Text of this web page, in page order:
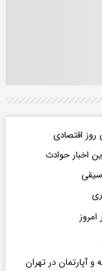
اقتصادی
اخبار حوادث
و آپارتمان در تهران